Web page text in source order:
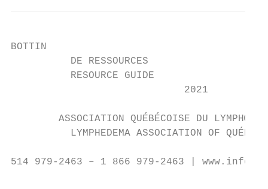
BOTTIN
          DE RESSOURCES
          RESOURCE GUIDE
                             2021
ASSOCIATION QUÉBÉCOISE DU
          LYMPHEDEMA ASSOCIATION OF QUÉBEC
514 979-2463 – 1 866 979-2463 |